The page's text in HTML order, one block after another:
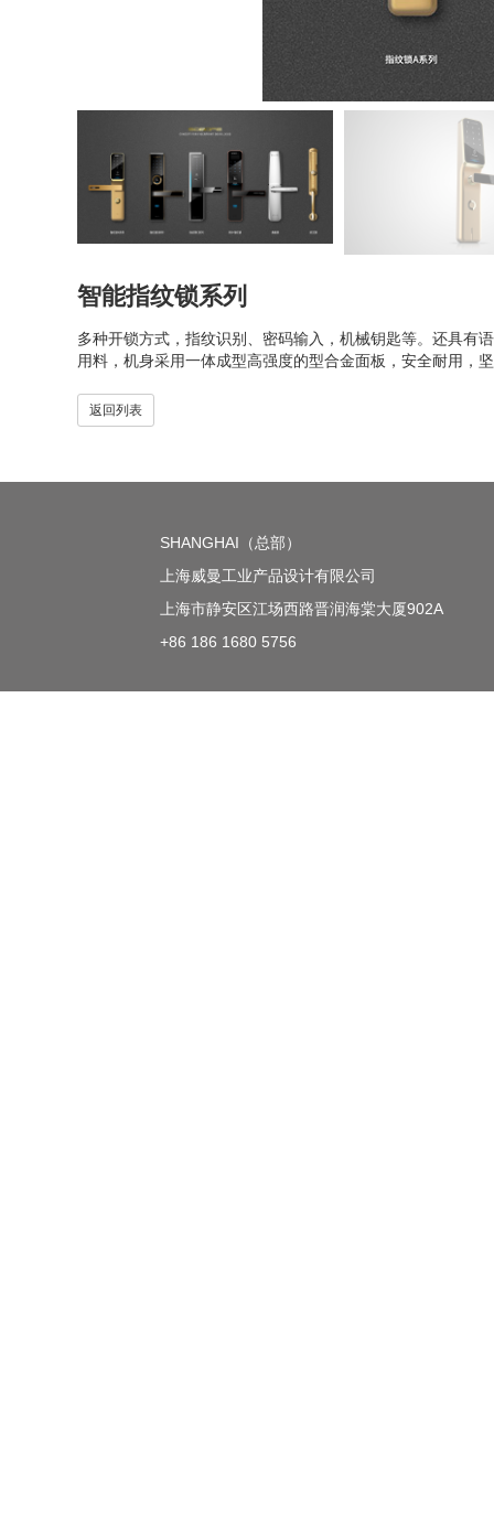
智能指纹锁系列
多种开锁方式，指纹识别、密码输入，机械钥匙等。还具有
用料，机身采用一体成型高强度的型合金面板，安全耐用，
返回列表
SHANGHAI（总部）
上海威曼工业产品设计有限公司
上海市静安区江场西路晋润海棠大厦902A
+86 186 1680 5756